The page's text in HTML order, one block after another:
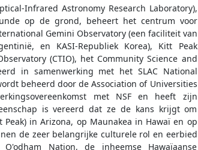
Infrared Astronomy Research Laboratory),
op de grond, beheert het centrum voor
Gemini Observatory (een faciliteit van
en KASI-Republiek Korea), Kitt Peak
(CTIO), het Community Science and
in samenwerking met het SLAC National
beheerd door de Association of Universities
met NSF en heeft zijn
is vereerd dat ze de kans krijgt om
in Arizona, op Maunakea in Hawaï en op
de zeer belangrijke culturele rol en eerbied
Nation, de inheemse Hawaïaanse